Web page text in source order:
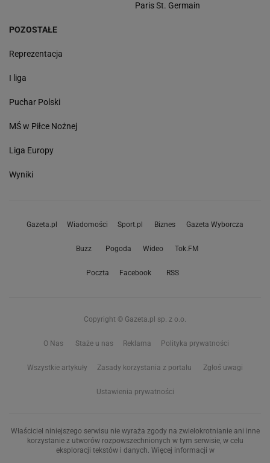
Paris St. Germain
POZOSTAŁE
Reprezentacja
I liga
Puchar Polski
MŚ w Piłce Nożnej
Liga Europy
Wyniki
Gazeta.pl Wiadomości Sport.pl Biznes Gazeta Wyborcza
Buzz Pogoda Wideo Tok.FM
Poczta Facebook RSS
Copyright © Gazeta.pl sp. z o.o.
O Nas Staże u nas Reklama Polityka prywatności
Wszystkie artykuły Zasady korzystania z portalu Zgłoś uwagi
Ustawienia prywatności
Właściciel niniejszego serwisu nie wyraża zgody na zwielokrotnianie ani inne
korzystanie z utworów rozpowszechnionych w tym serwisie, w celu
eksploracji tekstów i danych. Więcej informacji w